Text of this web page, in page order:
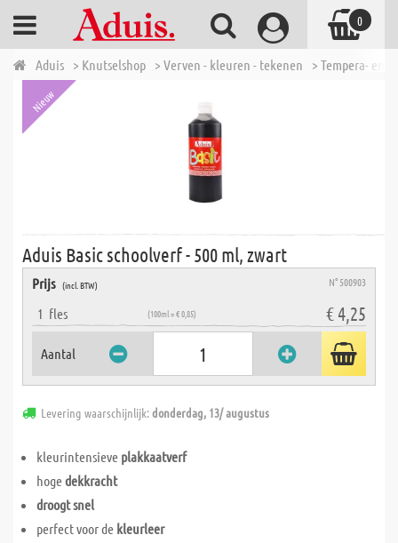
Aduis > Knutselshop > Verven - kleuren - tekenen > Tempera- en
Nieuw
Aduis Basic schoolverf - 500 ml, zwart
Prijs (incl. BTW) N° 500903
1 fles (100ml = € 0,85) € 4,25
Aantal
Levering waarschijnlijk:donderdag, 13/ augustus
kleurintensieve plakkaatverf
hogedekkracht
droogt snel
perfect voor de kleurleer
0